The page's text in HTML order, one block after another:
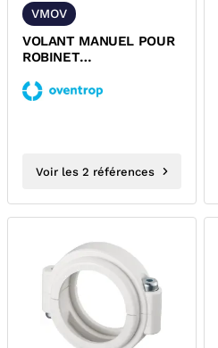
VMOV
VOLANT MANUEL POUR
ROBINET
OVENTROP
Voir les 2 références